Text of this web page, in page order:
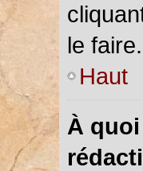
le faire.
Haut
À